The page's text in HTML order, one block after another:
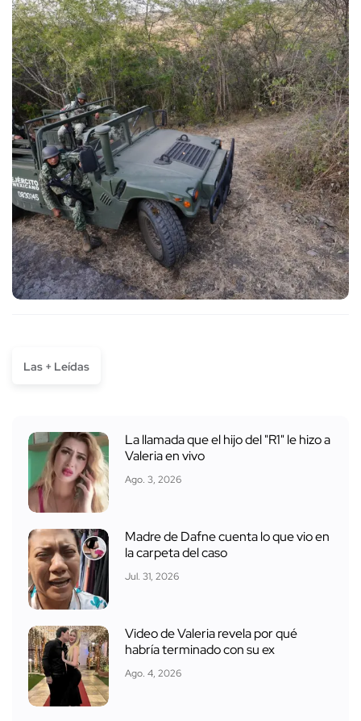
Las + Leídas
La llamada que el hijo del "R1" le hizo a
Valeria en vivo
Ago. 3, 2026
Madre de Dafne cuenta lo que vio en
la carpeta del caso
Jul. 31, 2026
Video de Valeria revela por qué
habría terminado con su ex
Ago. 4, 2026